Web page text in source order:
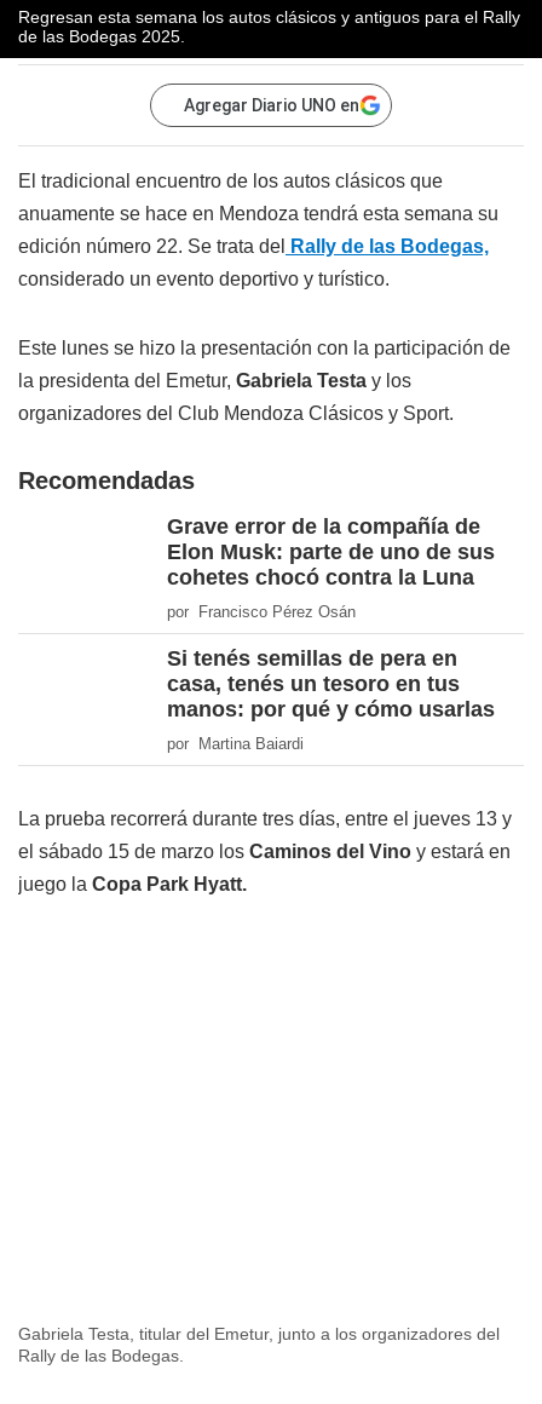
Regresan esta semana los autos clásicos y antiguos para el Rally
de las Bodegas 2025.
Agregar Diario UNO en
El tradicional encuentro de los autos clásicos que
anuamente se hace en Mendoza tendrá esta semana su
edición número 22. Se trata del
Rally de las Bodegas,
considerado un evento deportivo y turístico.
Este lunes se hizo la presentación con la participación de
la presidenta del Emetur, Gabriela Testa y los
organizadores del Club Mendoza Clásicos y Sport.
Recomendadas
Grave error de la compañía de
Elon Musk: parte de uno de sus
cohetes chocó contra la Luna
por Francisco Pérez Osán
Si tenés semillas de pera en
casa, tenés un tesoro en tus
manos: por qué y cómo usarlas
por Martina Baiardi
La prueba recorrerá durante tres días, entre el jueves 13 y
el sábado 15 de marzo los Caminos del Vino y estará en
juego la Copa Park Hyatt.
Gabriela Testa, titular del Emetur, junto a los organizadores del
Rally de las Bodegas.